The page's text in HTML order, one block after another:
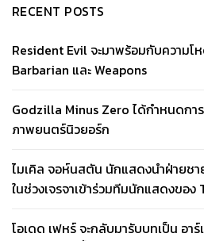
RECENT POSTS
Resident Evil จะมาพร้อมกับความโ
Barbarian และ Weapons
Godzilla Minus Zero ได้กำหนดก
ภาพยนตร์นิวยอร์ก
ไมเคิล จอห์นสตัน นักแสดงนำฝ่ายชา
ในช่วงเจรจาเข้าร่วมทีมนักแสดงของ
โอเดด เฟหร์ จะกลับมารับบทเป็น อา